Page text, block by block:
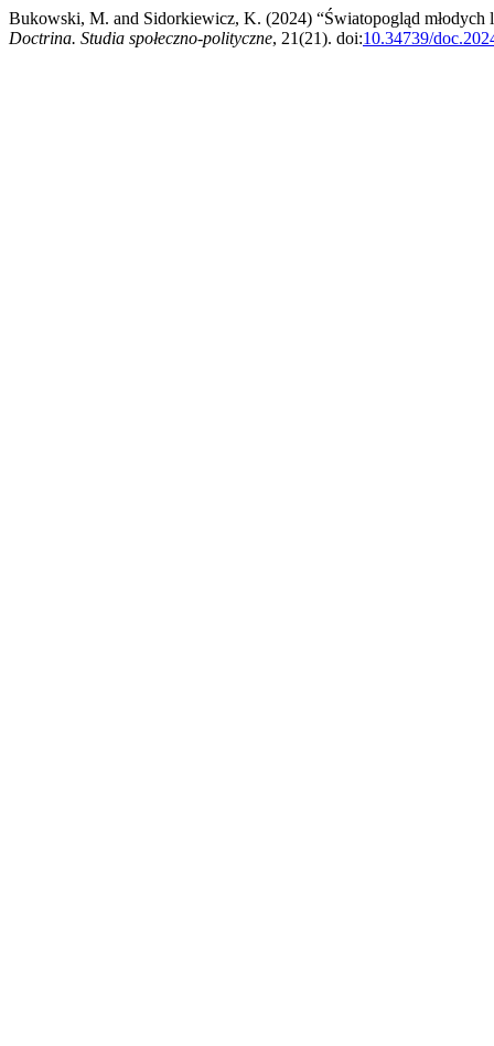
Bukowski, M. and Sidorkiewicz, K. (2024) “Światopogląd
Doctrina. Studia społeczno-polityczne, 21(21). doi:10.34739/